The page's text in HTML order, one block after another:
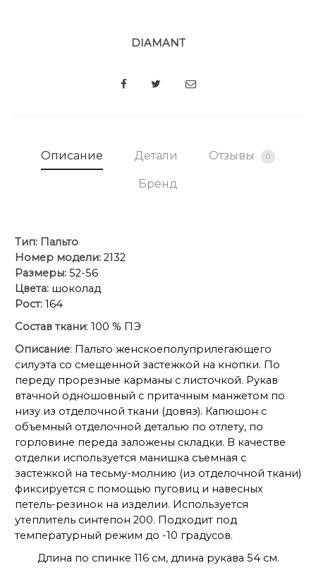
DIAMANT
SHARE
Описание Детали Отзывы 0
Бренд
Тип: Пальто
Номер модели: 2132
Размеры: 52-56
Цвета: шоколад
Рост: 164
Состав ткани: 100 % ПЭ
Описание: Пальто женскоеполуприлегающего
силуэта со смещенной застежкой на кнопки. По
переду прорезные карманы с листочкой. Рукав
втачной одношовный с притачным манжетом по
низу из отделочной ткани (довяз). Капюшон с
объемный отделочной деталью по отлету, по
горловине переда заложены складки. В качестве
отделки используется манишка съемная с
застежкой на тесьму-молнию (из отделочной ткани)
фиксируется с помощью пуговиц и навесных
петель-резинок на изделии. Используется
утеплитель синтепон 200. Подходит под
температурный режим до -10 градусов.
Длина по спинке 116 см, длина рукава 54 см.